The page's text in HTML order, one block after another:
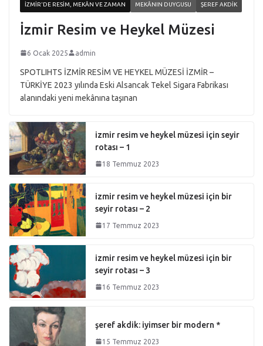
İZMIR'DE RESIM, MEKÂN VE ZAMAN MEKÂNIN DUYGUSU ŞEREF AKDIK
İzmir Resim ve Heykel Müzesi
6 Ocak 2025 admin
SPOTLIHTS İZMİR RESİM VE HEYKEL MÜZESİ İZMİR –
TÜRKİYE 2023 yılında Eski Alsancak Tekel Sigara Fabrikası
alanındaki yeni mekânına taşınan
izmir resim ve heykel müzesi için seyir
rotası – 1
18 Temmuz 2023
izmir resim ve heykel müzesi için bir
seyir rotası – 2
17 Temmuz 2023
izmir resim ve heykel müzesi için bir
seyir rotası – 3
16 Temmuz 2023
şeref akdik: iyimser bir modern *
15 Temmuz 2023